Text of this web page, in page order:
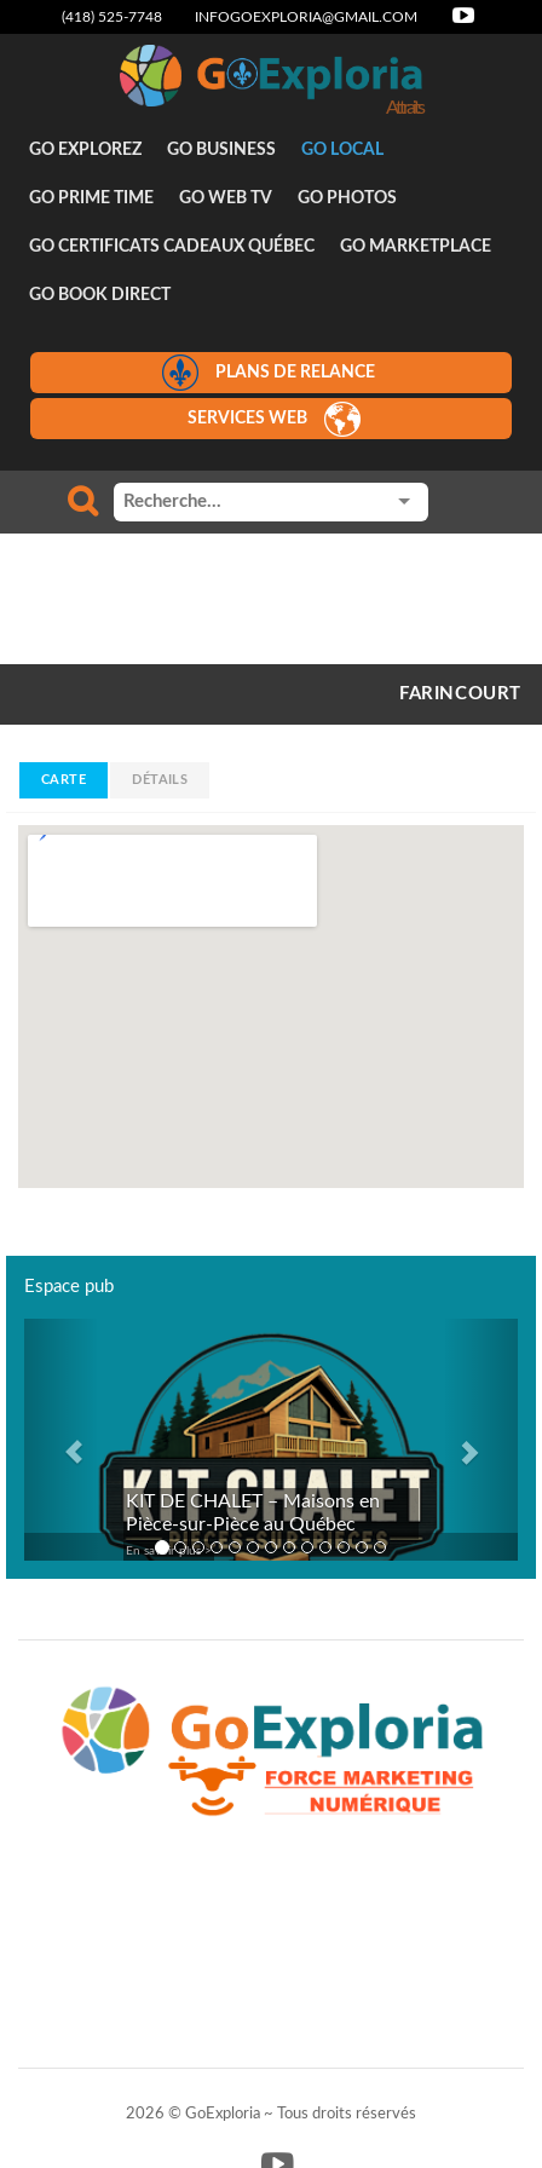
(418) 525-7748 INFOGOEXPLORIA@GMAIL.COM
Attraits
GO EXPLOREZ GO BUSINESS GO LOCAL
GO PRIME TIME GO WEB TV GO PHOTOS
GO CERTIFICATS CADEAUX QUÉBEC GO MARKETPLACE
GO BOOK DIRECT
PLANS DE RELANCE
SERVICES WEB
FARINCOURT
CARTE DÉTAILS
Espace pub
KIT DE CHALET – Maisons en
Pièce-sur-Pièce au Québec
En savoir plus >
2026 © GoExploria ~ Tous droits réservés